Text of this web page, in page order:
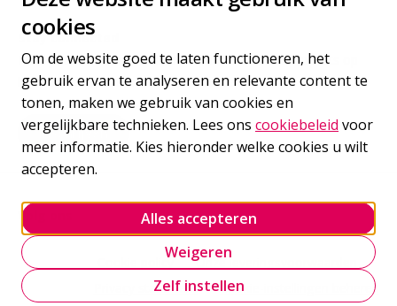
cookies
Om de website goed te laten functioneren, het
gebruik ervan te analyseren en relevante content te
tonen, maken we gebruik van cookies en
vergelijkbare technieken. Lees ons cookiebeleid voor
meer informatie. Kies hieronder welke cookies u wilt
accepteren.
Alles accepteren
Weigeren
Zelf instellen
Stay connected
Meld je aan voor sporadische updates van onze experts op
het gebied van internationale mobiliteit
Inschrijven
voor onze nieuwsbrief
Volg ons Goudappel LinkedIn
Goudappel BlueSky
Goudappel YouTube
Cookie policy
Onze leveringsvoorwaarden
Privacy statement
Cookie-instellingen beheren